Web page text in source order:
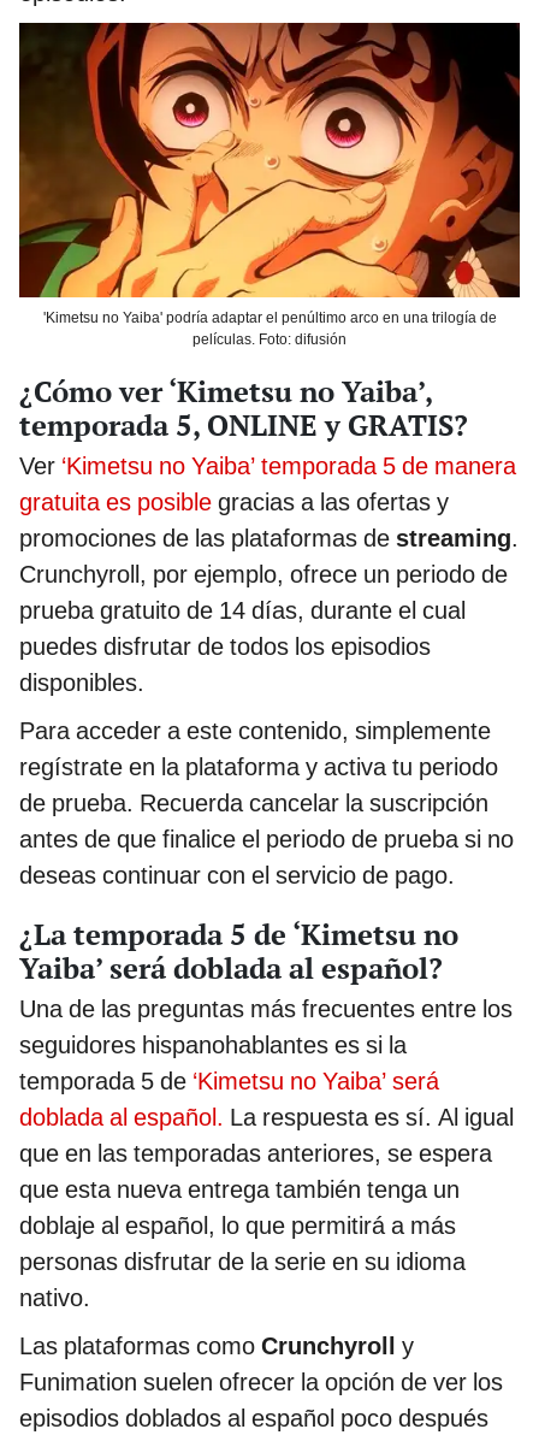
'Kimetsu no Yaiba' podría adaptar el penúltimo arco en una trilogía de
películas. Foto: difusión
¿Cómo ver ‘Kimetsu no Yaiba’,
temporada 5, ONLINE y GRATIS?
Ver ‘Kimetsu no Yaiba’ temporada 5 de manera
gratuita es posible gracias a las ofertas y
promociones de las plataformas de streaming.
Crunchyroll, por ejemplo, ofrece un periodo de
prueba gratuito de 14 días, durante el cual
puedes disfrutar de todos los episodios
disponibles.
Para acceder a este contenido, simplemente
regístrate en la plataforma y activa tu periodo
de prueba. Recuerda cancelar la suscripción
antes de que finalice el periodo de prueba si no
deseas continuar con el servicio de pago.
¿La temporada 5 de ‘Kimetsu no
Yaiba’ será doblada al español?
Una de las preguntas más frecuentes entre los
seguidores hispanohablantes es si la
temporada 5 de ‘Kimetsu no Yaiba’ será
doblada al español. La respuesta es sí. Al igual
que en las temporadas anteriores, se espera
que esta nueva entrega también tenga un
doblaje al español, lo que permitirá a más
personas disfrutar de la serie en su idioma
nativo.
Las plataformas como Crunchyroll y
Funimation suelen ofrecer la opción de ver los
episodios doblados al español poco después